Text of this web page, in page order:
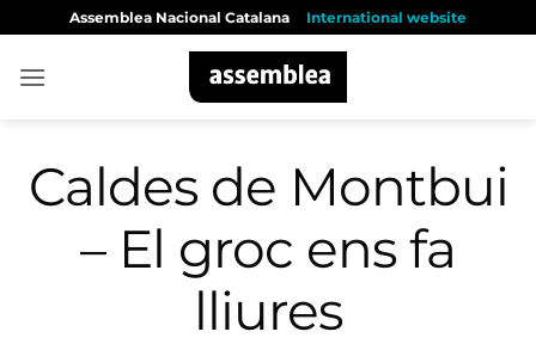
content
Assemblea Nacional Catalana International website
Caldes de Montbui
– El groc ens fa
lliures